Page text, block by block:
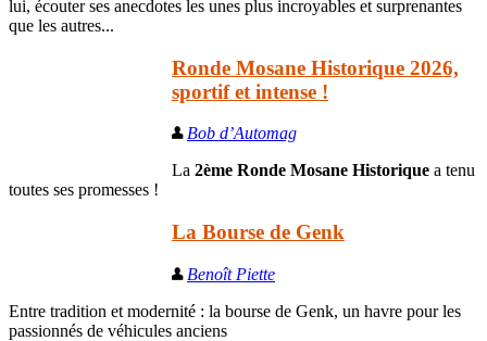
lui, écouter ses anecdotes les unes plus incroyables et surprenantes
que les autres...
Ronde Mosane Historique 2026,
sportif et intense !
Bob d’Automag
La 2ème Ronde Mosane Historique a tenu
toutes ses promesses !
La Bourse de Genk
Benoît Piette
Entre tradition et modernité : la bourse de Genk, un havre pour les
passionnés de véhicules anciens